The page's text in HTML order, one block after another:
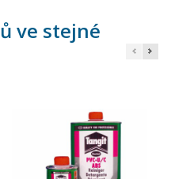
ve stejné